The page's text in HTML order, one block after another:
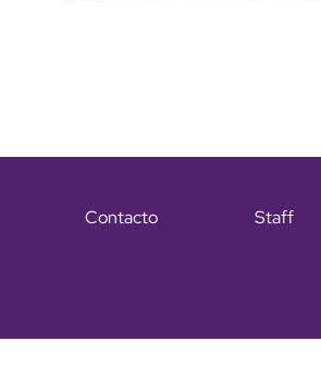
Contacto Staff